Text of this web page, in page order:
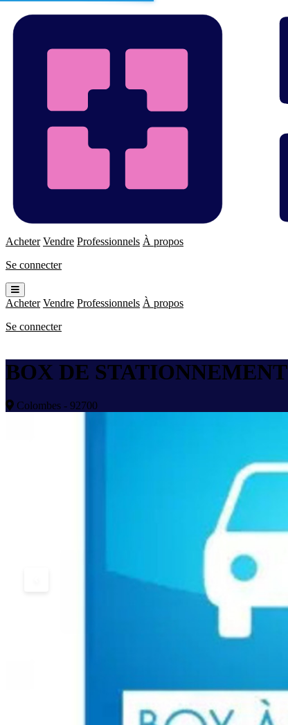
Immo
Acheter Vendre Professionnels À propos
Se connecter
Ouvrir
le
menu
Acheter Vendre Professionnels À propos
Se connecter
BOX DE STATIONNEMENT
Colombes - 92700